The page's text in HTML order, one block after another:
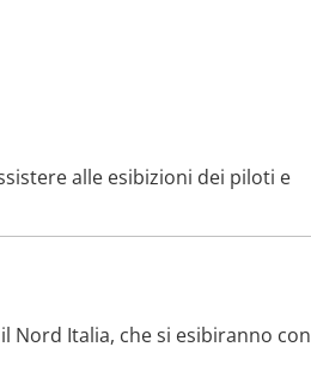
alle esibizioni dei piloti e
Nord Italia, che si esibiranno con